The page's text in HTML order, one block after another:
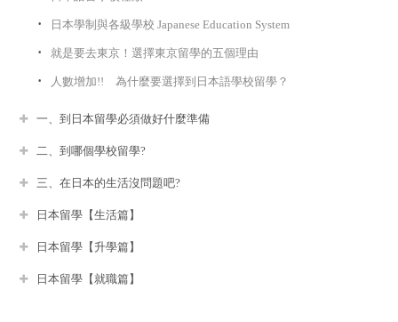
日本學制與各級學校 Japanese Education System
就是要去東京！選擇東京留學的五個理由
人數增加!! 為什麼要選擇到日本語學校留學？
一、到日本留學必須做好什麼準備
二、到哪個學校留學?
三、在日本的生活沒問題吧?
日本留學【生活篇】
日本留學【升學篇】
日本留學【就職篇】